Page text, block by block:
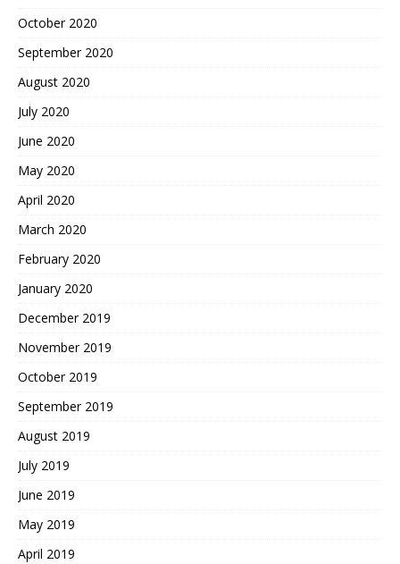
October 2020
September 2020
August 2020
July 2020
June 2020
May 2020
April 2020
March 2020
February 2020
January 2020
December 2019
November 2019
October 2019
September 2019
August 2019
July 2019
June 2019
May 2019
April 2019